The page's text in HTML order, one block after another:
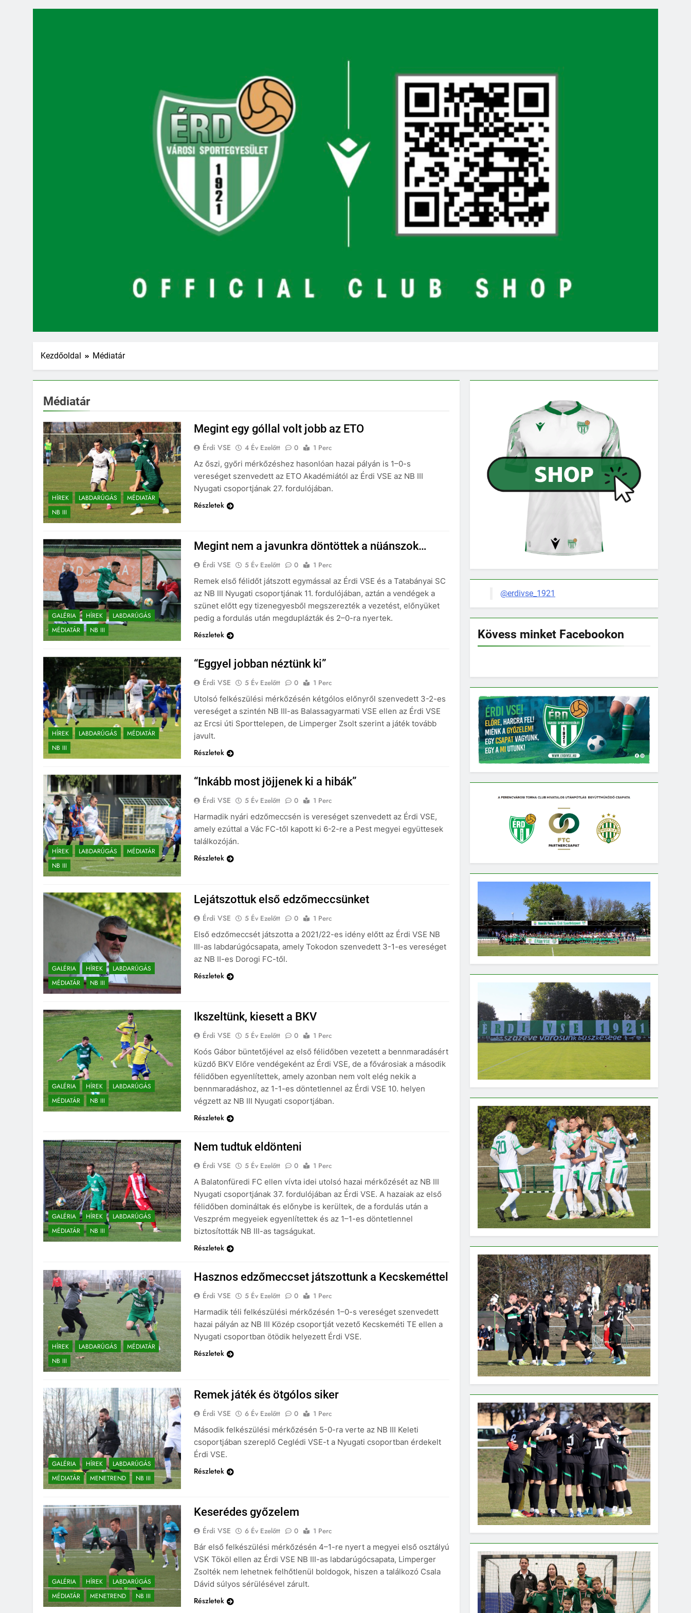
Kezdőoldal Médiatár
Médiatár
HÍREK LABDARÚGÁS
MÉDIATÁR
NB III
Megint egy góllal volt jobb az ETO
Érdi VSE 4 Év Ezelőtt 0
1 Perc
Az őszi, győri mérkőzéshez hasonlóan hazai pályán is 1–0-s
vereséget szenvedett az ETO Akadémiától az Érdi VSE az NB III
Nyugati csoportjának 27. fordulójában.
Részletek
GALÉRIA HÍREK
LABDARÚGÁS
MÉDIATÁR
NB III
Megint nem a javunkra döntöttek a nüánszok…
Érdi VSE 5 Év Ezelőtt 0
1 Perc
Remek első félidőt játszott egymással az Érdi VSE és a Tatabányai SC
az NB III Nyugati csoportjának 11. fordulójában, aztán a vendégek a
szünet előtt egy tizenegyesből megszerezték a vezetést, előnyüket
pedig a fordulás után megduplázták és 2–0-ra nyertek.
Részletek
HÍREK LABDARÚGÁS
MÉDIATÁR
NB III
“Eggyel jobban néztünk ki”
Érdi VSE 5 Év Ezelőtt 0
1 Perc
Utolsó felkészülési mérkőzésén kétgólos előnyről szenvedett 3-2-es
vereséget a szintén NB III-as Balassagyarmati VSE ellen az Érdi VSE
az Ercsi úti Sporttelepen, de Limperger Zsolt szerint a játék tovább
javult.
Részletek
HÍREK LABDARÚGÁS
MÉDIATÁR
NB III
“Inkább most jöjjenek ki a hibák”
Érdi VSE 5 Év Ezelőtt 0
1 Perc
Harmadik nyári edzőmeccsén is vereséget szenvedett az Érdi VSE,
amely ezúttal a Vác FC-től kapott ki 6-2-re a Pest megyei együttesek
találkozóján.
Részletek
GALÉRIA HÍREK
LABDARÚGÁS
MÉDIATÁR
NB III
Lejátszottuk első edzőmeccsünket
Érdi VSE 5 Év Ezelőtt 0
1 Perc
Első edzőmeccsét játszotta a 2021/22-es idény előtt az Érdi VSE NB
III-as labdarúgócsapata, amely Tokodon szenvedett 3-1-es vereséget
az NB II-es Dorogi FC-től.
Részletek
GALÉRIA HÍREK
LABDARÚGÁS
MÉDIATÁR
NB III
Ikszeltünk, kiesett a BKV
Érdi VSE 5 Év Ezelőtt 0
1 Perc
Koós Gábor büntetőjével az első félidőben vezetett a bennmaradásért
küzdő BKV Előre vendégeként az Érdi VSE, de a fővárosiak a második
félidőben egyenlítettek, amely azonban nem volt elég nekik a
bennmaradáshoz, az 1-1-es döntetlennel az Érdi VSE 10. helyen
végzett az NB III Nyugati csoportjában.
Részletek
GALÉRIA HÍREK
LABDARÚGÁS
MÉDIATÁR
NB III
Nem tudtuk eldönteni
Érdi VSE 5 Év Ezelőtt 0
1 Perc
A Balatonfüredi FC ellen vívta idei utolsó hazai mérkőzését az NB III
Nyugati csoportjának 37. fordulójában az Érdi VSE. A hazaiak az első
félidőben domináltak és előnybe is kerültek, de a fordulás után a
Veszprém megyeiek egyenlítettek és az 1–1-es döntetlennel
biztosították NB III-as tagságukat.
Részletek
HÍREK LABDARÚGÁS
MÉDIATÁR
NB III
Hasznos edzőmeccset játszottunk a Kecskeméttel
Érdi VSE 5 Év Ezelőtt 0
1 Perc
Harmadik téli felkészülési mérkőzésén 1–0-s vereséget szenvedett
hazai pályán az NB III Közép csoportját vezető Kecskeméti TE ellen a
Nyugati csoportban ötödik helyezett Érdi VSE.
Részletek
GALÉRIA HÍREK
LABDARÚGÁS
MÉDIATÁR
MENETREND NB III
Remek játék és ötgólos siker
Érdi VSE 6 Év Ezelőtt 0
1 Perc
Második felkészülési mérkőzésén 5-0-ra verte az NB III Keleti
csoportjában szereplő Ceglédi VSE-t a Nyugati csoportban érdekelt
Érdi VSE.
Részletek
GALÉRIA HÍREK
LABDARÚGÁS
MÉDIATÁR
MENETREND NB III
Keserédes győzelem
Érdi VSE 6 Év Ezelőtt 0
1 Perc
Bár első felkészülési mérkőzésén 4–1-re nyert a megyei első osztályú
VSK Tököl ellen az Érdi VSE NB III-as labdarúgócsapata, Limperger
Zsolték nem lehetnek felhőtlenül boldogok, hiszen a találkozó Csala
Dávid súlyos sérülésével zárult.
Részletek
@erdivse_1921
Kövess minket Facebookon